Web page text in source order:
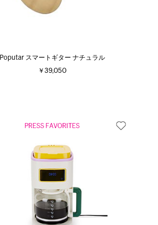
Poputar スマートギター ナチュラル
￥39,050